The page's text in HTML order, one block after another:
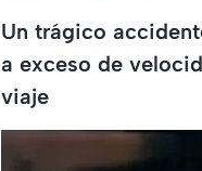
Un trágico
a exceso de
viaje